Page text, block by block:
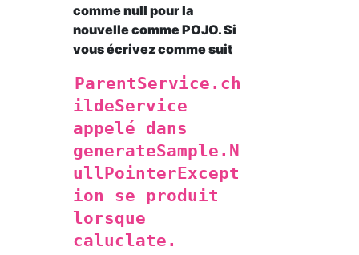
comme null pour la
nouvelle comme POJO. Si
vous écrivez comme suit
ParentService.ch
ildeService
appelé dans
generateSample.N
ullPointerExcept
ion se produit
lorsque
caluclate.